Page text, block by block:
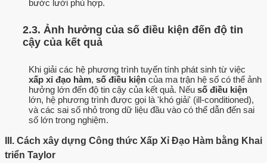
bước lưới phù hợp.
2.3. Ảnh hưởng của số điều kiện đến độ tin
cậy của kết quả
Khi giải các hệ phương trình tuyến tính phát sinh từ việc
xấp xỉ đạo hàm, số điều kiện của ma trận hệ số có thể ảnh
hưởng lớn đến độ tin cậy của kết quả. Nếu số điều kiện
lớn, hệ phương trình được gọi là 'khó giải' (ill-conditioned),
và các sai số nhỏ trong dữ liệu đầu vào có thể dẫn đến sai
số lớn trong nghiệm.
III. Cách xây dựng Công thức Xấp Xỉ Đạo Hàm bằng Khai
triển Taylor